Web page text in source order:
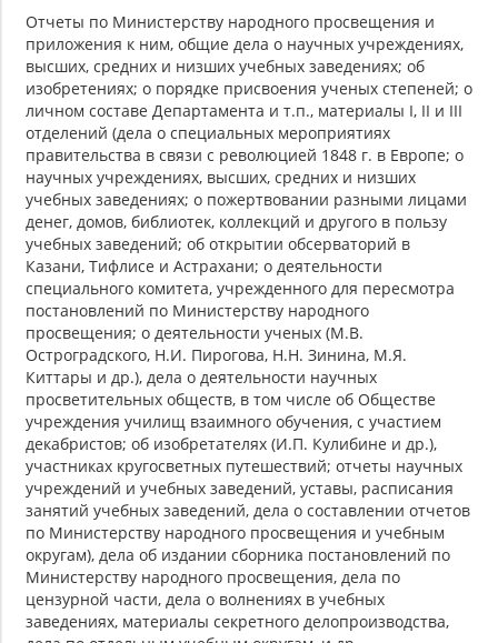
Отчеты по Министерству народного просвещения и
приложения к ним, общие дела о научных учреждениях,
высших, средних и низших учебных заведениях; об
изобретениях; о порядке присвоения ученых степеней; о
личном составе Департамента и т.п., материалы I, II и III
отделений (дела о специальных мероприятиях
правительства в связи с революцией 1848 г. в Европе; о
научных учреждениях, высших, средних и низших
учебных заведениях; о пожертвовании разными лицами
денег, домов, библиотек, коллекций и другого в пользу
учебных заведений; об открытии обсерваторий в
Казани, Тифлисе и Астрахани; о деятельности
специального комитета, учрежденного для пересмотра
постановлений по Министерству народного
просвещения; о деятельности ученых (М.В.
Остроградского, Н.И. Пирогова, Н.Н. Зинина, М.Я.
Киттары и др.), дела о деятельности научных
просветительных обществ, в том числе об Обществе
учреждения училищ взаимного обучения, с участием
декабристов; об изобретателях (И.П. Кулибине и др.),
участниках кругосветных путешествий; отчеты научных
учреждений и учебных заведений, уставы, расписания
занятий учебных заведений, дела о составлении отчетов
по Министерству народного просвещения и учебным
округам), дела об издании сборника постановлений по
Министерству народного просвещения, дела по
цензурной части, дела о волнениях в учебных
заведениях, материалы секретного делопроизводства,